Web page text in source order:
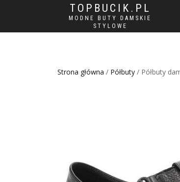
TOPBUCIK.PL
MODNE BUTY DAMSKIE
STYLOWE
Strona główna / Półbuty / Półbuty